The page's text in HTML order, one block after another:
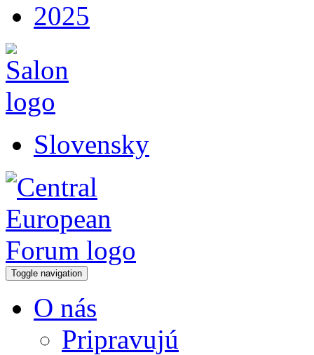
2025
Slovensky
Toggle navigation
O nás
Pripravujú